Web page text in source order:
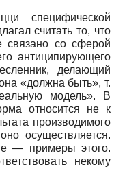
специфической
считать то, что
связано со сферой
антиципирующего
делающий
«должна быть», т.
модель». В
относится не к
производимого
осуществляется.
— примеры этого.
некому